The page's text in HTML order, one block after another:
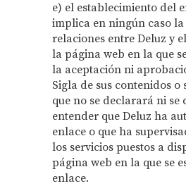
e) el establecimiento del
implica en ningún caso la
relaciones entre Deluz y
la página web en la que
la aceptación ni
Sigla de sus contenidos
que no se declarará ni se
entender que Deluz ha
enlace o que ha
los servicios puestos a
página web en la que se
enlace.